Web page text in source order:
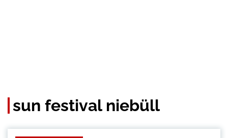
sun festival niebüll